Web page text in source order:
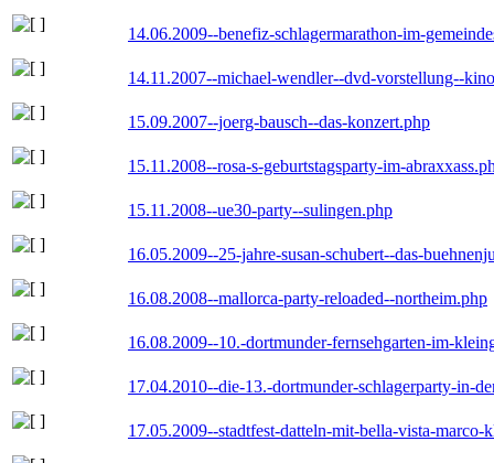
14.06.2009--benefiz-schlagermarathon-im-
14.11.2007--michael-wendler--dvd-vorstellung--
15.09.2007--joerg-bausch--das-konzert.php
15.11.2008--rosa-s-geburtstagsparty-im-
15.11.2008--ue30-party--sulingen.php
16.05.2009--25-jahre-susan-schubert--das-
16.08.2008--mallorca-party-reloaded--northeim.php
16.08.2009--10.-dortmunder-fernsehgarten-im-
17.04.2010--die-13.-dortmunder-schlagerparty-in-
17.05.2009--stadtfest-datteln-mit-bella-vista-marco-